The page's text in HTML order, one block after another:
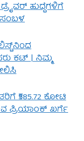
ಹುದ್ದೆಗಳಿಗೆ
ಸಂಬಳ
ಕಟ್ | ನಿಮ್ಮ
₹585.72 ಕೋಟಿ
ಪ್ರಿಯಾಂಕ್ ಖರ್ಗೆ